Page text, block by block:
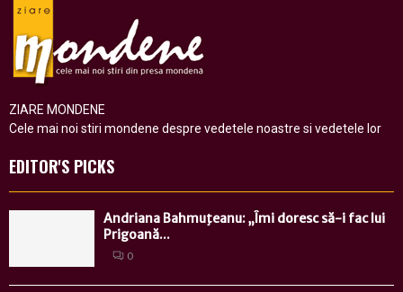
ZIARE MONDENE
Cele mai noi stiri mondene despre vedetele noastre si vedetele lor
EDITOR'S PICKS
Andriana Bahmuţeanu: „Îmi doresc să-i fac lui
Prigoană...
0